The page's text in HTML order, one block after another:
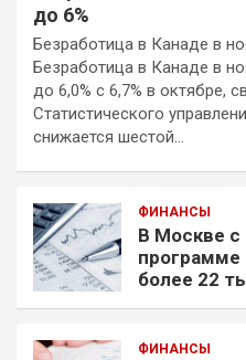
до 6%
Безработица в Канаде в
Безработица в Канаде в
до 6,0% с 6,7% в октябре,
Статистического
снижается шестой…
ФИНАНСЫ
В Москве с
программе
более 22
ФИНАНСЫ